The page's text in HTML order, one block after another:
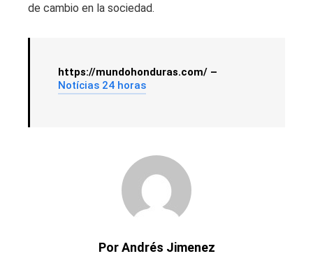
de cambio en la sociedad.
https://mundohonduras.com/ –
Notícias 24 horas
Por Andrés Jimenez